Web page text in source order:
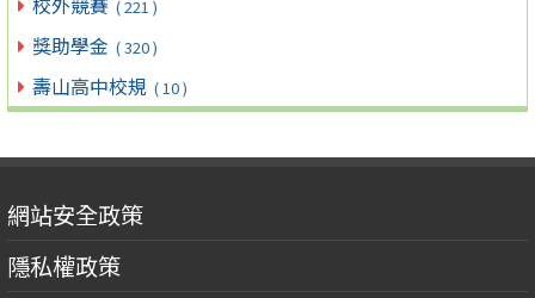
( 221 )
獎助學金 ( 320 )
壽山高中校規 ( 10 )
網站安全政策
隱私權政策